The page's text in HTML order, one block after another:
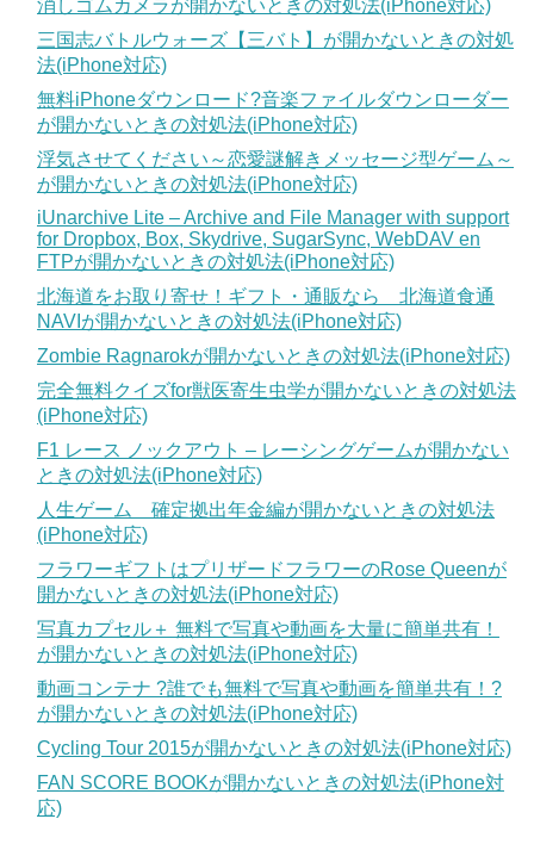
消しゴムカメラが開かないときの対処法(iPhone対応)
三国志バトルウォーズ【三バト】が開かないときの対処
法(iPhone対応)
無料iPhoneダウンロード?音楽ファイルダウンローダー
が開かないときの対処法(iPhone対応)
浮気させてください～恋愛謎解きメッセージ型ゲーム～
が開かないときの対処法(iPhone対応)
iUnarchive Lite – Archive and File Manager with support
for Dropbox, Box, Skydrive, SugarSync, WebDAV en
FTPが開かないときの対処法(iPhone対応)
北海道をお取り寄せ！ギフト・通販なら 北海道食通
NAVIが開かないときの対処法(iPhone対応)
Zombie Ragnarokが開かないときの対処法(iPhone対応)
完全無料クイズfor獣医寄生虫学が開かないときの対処法
(iPhone対応)
F1 レース ノックアウト – レーシングゲームが開かない
ときの対処法(iPhone対応)
人生ゲーム 確定拠出年金編が開かないときの対処法
(iPhone対応)
フラワーギフトはプリザードフラワーのRose Queenが
開かないときの対処法(iPhone対応)
写真カプセル＋ 無料で写真や動画を大量に簡単共有！
が開かないときの対処法(iPhone対応)
動画コンテナ ?誰でも無料で写真や動画を簡単共有！?
が開かないときの対処法(iPhone対応)
Cycling Tour 2015が開かないときの対処法(iPhone対応)
FAN SCORE BOOKが開かないときの対処法(iPhone対
応)